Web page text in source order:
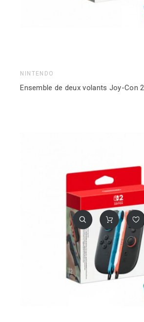
NINTENDO
Ensemble de deux volants Joy-Con 2